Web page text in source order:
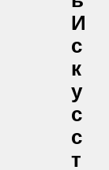
И
С
К
У
С
С
Т